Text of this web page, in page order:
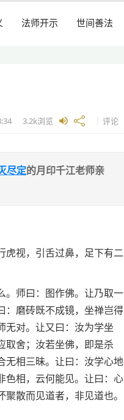
法师开示 世间善法
3.2k浏览 评论
尽定的月印千江老师亲
虎视，引舌过鼻，足下有二
。师曰：图作佛。让乃取一
：磨砖既不成镜，坐禅岂得
无对。让又曰：汝为学坐
取舍；汝若坐佛，即是杀
无相三昧。让曰：汝学心地
色相，云何能见。让曰：心
散而见道者，非见道也。